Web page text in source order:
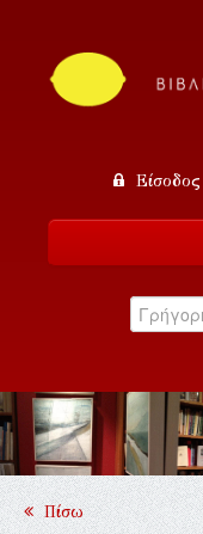
Είσοδος
Κατάλογος
Εκδηλώσεις
Επικοινωνία
Πίσω